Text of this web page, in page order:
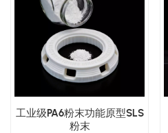
工业级PA6粉末功能原型SLS
粉末